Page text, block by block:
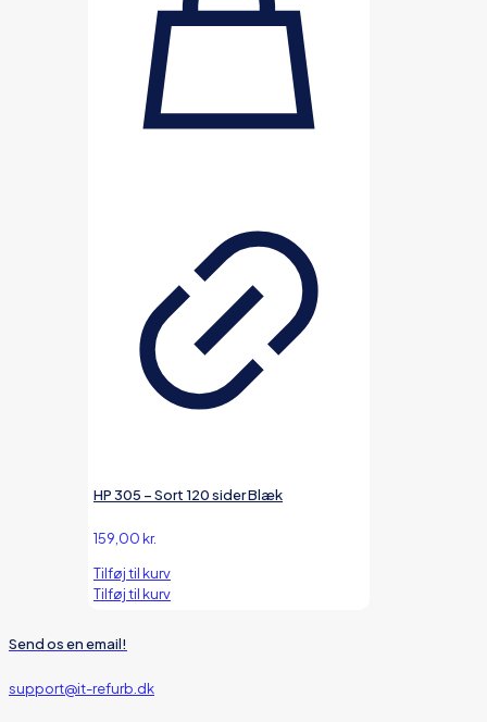
HP 305 – Sort 120 sider Blæk
159,00kr.
Tilføj til kurv
Tilføj til kurv
Send os en email!
support@it-refurb.dk